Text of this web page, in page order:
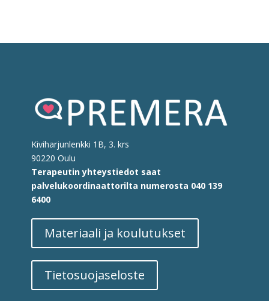
Kiviharjunlenkki 1B, 3. krs
90220 Oulu
Terapeutin yhteystiedot saat
palvelukoordinaattorilta numerosta 040 139
6400
Materiaali ja koulutukset
Tietosuojaseloste